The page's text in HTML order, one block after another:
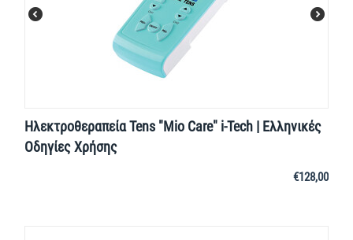
Ηλεκτροθεραπεία Tens "Mio Care" i-Tech | Ελληνικές
Οδηγίες Χρήσης
€128,00